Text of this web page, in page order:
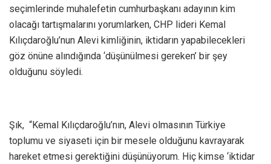
seçimlerinde muhalefetin cumhurbaşkanı adayının kim
olacağı tartışmalarını yorumlarken, CHP lideri Kemal
Kılıçdaroğlu’nun Alevi kimliğinin, iktidarın yapabilecekleri
göz önüne alındığında ‘düşünülmesi gereken’ bir şey
olduğunu söyledi.
Şık, “Kemal Kılıçdaroğlu’nın, Alevi olmasının Türkiye
toplumu ve siyaseti için bir mesele olduğunu kavrayarak
hareket etmesi gerektiğini düşünüyorum. Hiç kimse ‘iktidar